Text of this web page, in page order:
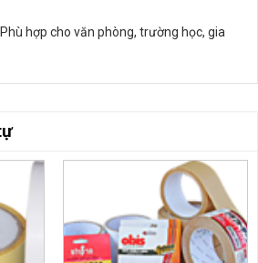
hợp cho văn phòng, trường học, gia